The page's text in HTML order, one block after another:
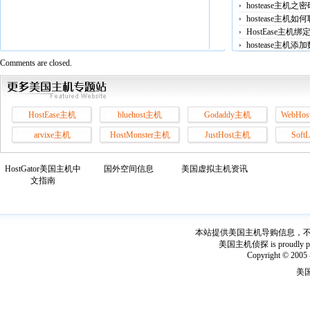
hostease主机之
hostease主机如
HostEase主机绑
hostease主机添
Comments are closed.
HostEase主机 bluehost主机 Godaddy主机
arvixe主机 HostMonster主机 JustHost主机
HostGator美国主机中
文指南
国外空间信息 美国虚拟主机资讯
本站提供美国主机导购信息，
美国主机侦探 is proudly
Copyright © 2005
美